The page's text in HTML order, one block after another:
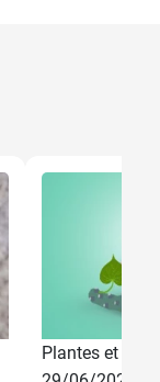
Plantes et